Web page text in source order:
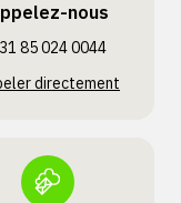
nous
85 024 0044
directement